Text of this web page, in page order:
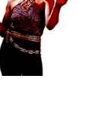
Webmaster2Risi